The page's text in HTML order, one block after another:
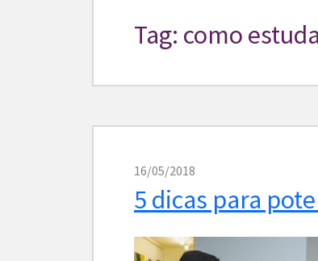
Tag: como
16/05/2018
5 dicas para